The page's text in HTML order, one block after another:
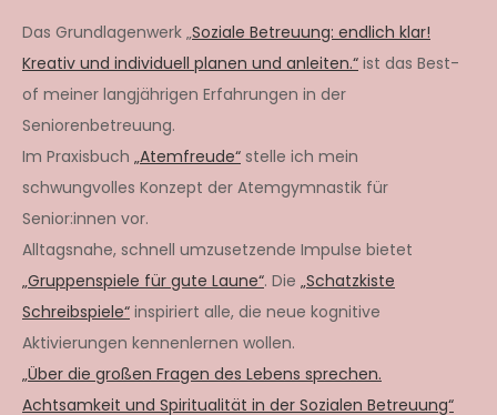
Das Grundlagenwerk „Soziale Betreuung: endlich klar!
Kreativ und individuell planen und anleiten.“ ist das Best-
of meiner langjährigen Erfahrungen in der
Seniorenbetreuung.
Im Praxisbuch „Atemfreude“ stelle ich mein
schwungvolles Konzept der Atemgymnastik für
Senior:innen vor.
Alltagsnahe, schnell umzusetzende Impulse bietet
„Gruppenspiele für gute Laune“. Die „Schatzkiste
Schreibspiele“ inspiriert alle, die neue kognitive
Aktivierungen kennenlernen wollen.
„Über die großen Fragen des Lebens sprechen.
Achtsamkeit und Spiritualität in der Sozialen Betreuung“